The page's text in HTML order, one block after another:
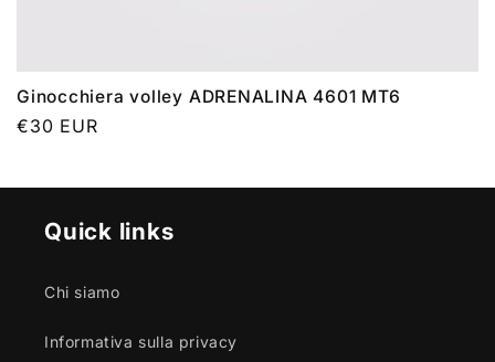
Ginocchiera volley ADRENALINA 4601 MT6
Prezzo
€30 EUR
Quick links
Chi siamo
Informativa sulla privacy